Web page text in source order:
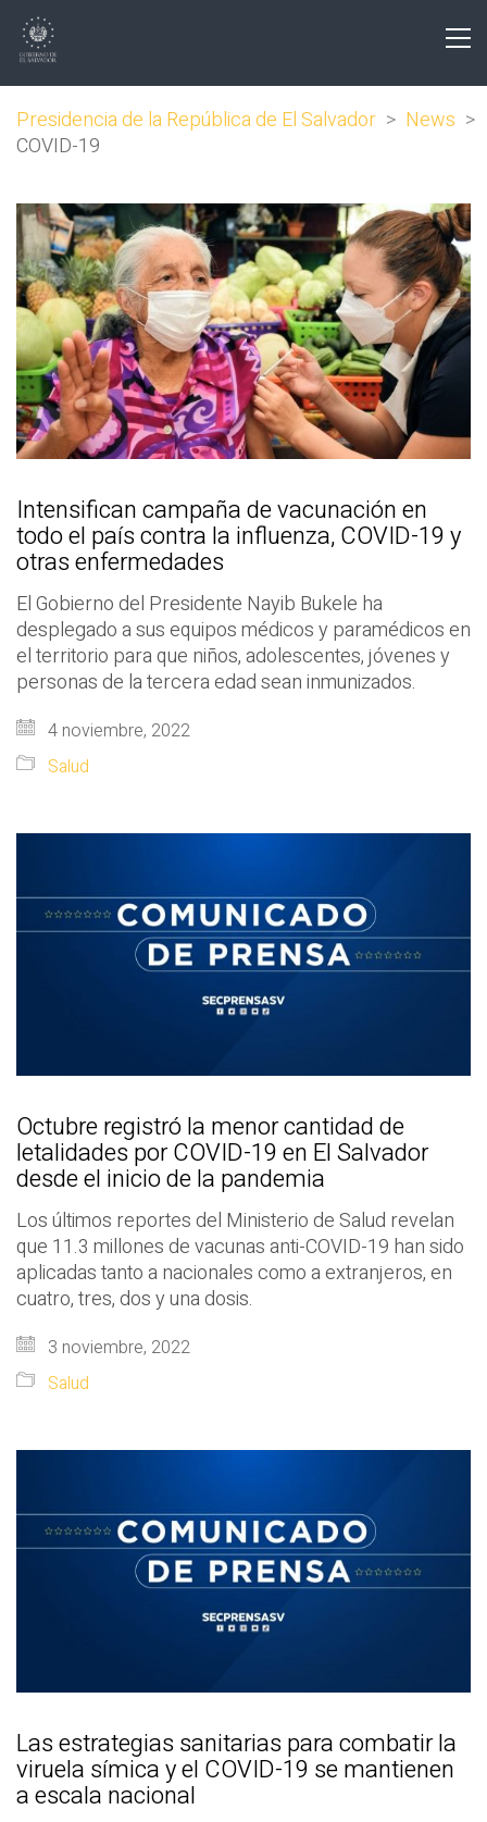
Presidencia de la República de El Salvador > News >
COVID-19
Intensifican campaña de vacunación en
todo el país contra la influenza, COVID-19 y
otras enfermedades
El Gobierno del Presidente Nayib Bukele ha
desplegado a sus equipos médicos y paramédicos en
el territorio para que niños, adolescentes, jóvenes y
personas de la tercera edad sean inmunizados.
4 noviembre, 2022
Salud
Octubre registró la menor cantidad de
letalidades por COVID-19 en El Salvador
desde el inicio de la pandemia
Los últimos reportes del Ministerio de Salud revelan
que 11.3 millones de vacunas anti-COVID-19 han sido
aplicadas tanto a nacionales como a extranjeros, en
cuatro, tres, dos y una dosis.
3 noviembre, 2022
Salud
Las estrategias sanitarias para combatir la
viruela símica y el COVID-19 se mantienen
a escala nacional